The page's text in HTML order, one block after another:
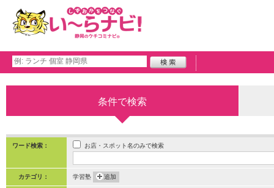
条件で検索
ワード検索： お店・スポット名のみで検索
カテゴリ： 学習塾 追加